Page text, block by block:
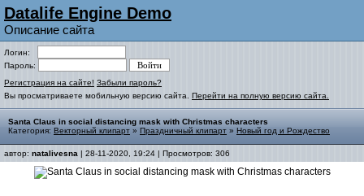
Datalife Engine Demo
Описание сайта
Логин:
Пароль:
Регистрация на сайте! Забыли пароль?
Вы просматриваете мобильную версию сайта. Перейти на полную версию сайта.
Santa Claus in social distancing mask with Christmas characters
Категория: Векторный клипарт » Праздничный клипарт » Новый год и Рождество
автор: natalivesna | 28-11-2020, 19:24 | Просмотров: 306